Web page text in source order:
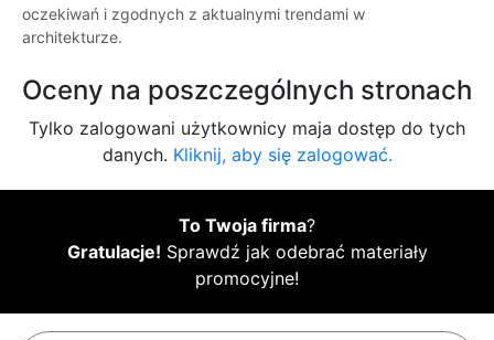
oczekiwań i zgodnych z aktualnymi trendami w
architekturze.
Oceny na poszczególnych stronach
Tylko zalogowani użytkownicy maja dostęp do tych
danych. Kliknij, aby się zalogować.
To Twoja firma?
Gratulacje! Sprawdź jak odebrać materiały
promocyjne!